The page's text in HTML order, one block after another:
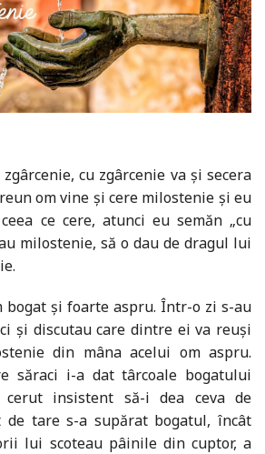
cu zgârcenie va şi secera
om vine şi cere milostenie şi eu
ce cere, atunci eu semăn „cu
milostenie, să o dau de dragul lui
bogat şi foarte aspru. Într-o zi s-au
şi discutau care dintre ei va reuşi
din mâna acelui om aspru.
săraci i-a dat târcoale bogatului
insistent să-i dea ceva de
de tare s-a supărat bogatul, încât
lui scoteau pâinile din cuptor, a